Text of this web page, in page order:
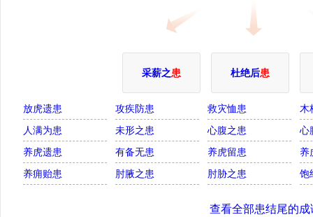
采薪之患 杜绝后患
放虎遗患 攻疾防患 救灾恤患
木
人满为患
未形之患 心腹之患
心
养虎遗患
有备无患 养虎留患
养
养痈贻患
肘腋之患 肘胁之患 饱
查看全部患结尾的成